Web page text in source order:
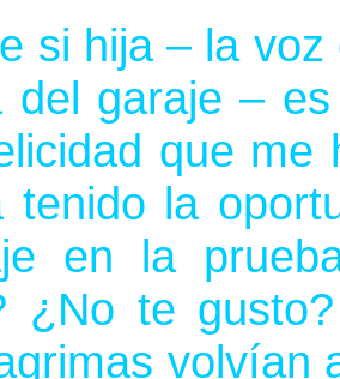
si hija – la
del garaje –
que me
tenido la
en la
¿No te
volvían